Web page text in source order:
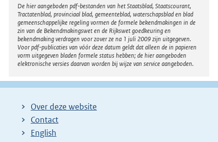
Disclaimer
De hier aangeboden pdf-bestanden van het Staatsblad, Staatscourant,
Tractatenblad, provinciaal blad, gemeenteblad, waterschapsblad en blad
gemeenschappelijke regeling vormen de formele bekendmakingen in de
zin van de Bekendmakingswet en de Rijkswet goedkeuring en
bekendmaking verdragen voor zover ze na 1 juli 2009 zijn uitgegeven.
Voor pdf-publicaties van vóór deze datum geldt dat alleen de in papieren
vorm uitgegeven bladen formele status hebben; de hier aangeboden
elektronische versies daarvan worden bij wijze van service aangeboden.
Over deze website
Contact
English